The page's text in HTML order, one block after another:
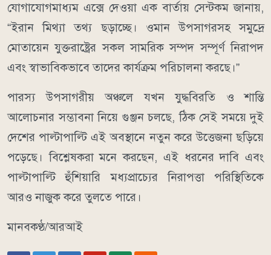
যোগাযোগমাধ্যম এক্সে দেওয়া এক বার্তায় সেন্টকম জানায়,
“ইরান মিথ্যা তথ্য ছড়াচ্ছে। ওমান উপসাগরসহ সমুদ্রে
মোতায়েন যুক্তরাষ্ট্রের সকল সামরিক সম্পদ সম্পূর্ণ নিরাপদ
এবং স্বাভাবিকভাবে তাদের কার্যক্রম পরিচালনা করছে।”
পারস্য উপসাগরীয় অঞ্চলে যখন যুদ্ধবিরতি ও শান্তি
আলোচনার সম্ভাবনা নিয়ে গুঞ্জন চলছে, ঠিক সেই সময়ে দুই
দেশের পাল্টাপাল্টি এই অবস্থানে নতুন করে উত্তেজনা ছড়িয়ে
পড়েছে। বিশ্লেষকরা মনে করছেন, এই ধরনের দাবি এবং
পাল্টাপাল্টি হুঁশিয়ারি মধ্যপ্রাচ্যের নিরাপত্তা পরিস্থিতিকে
আরও নাজুক করে তুলতে পারে।
মানবকণ্ঠ/আরআই